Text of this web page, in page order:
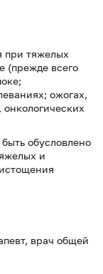
при тяжелых
(прежде всего
ожогах,
обусловлено
и
врач общей